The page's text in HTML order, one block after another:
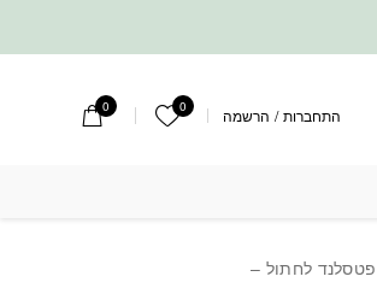
התחברות / הרשמה 0 הרשימה שלי
0
לחתול –